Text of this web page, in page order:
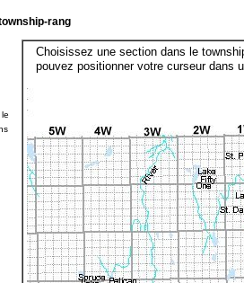
rang
Choisissez une section dans le
pouvez positionner votre curseur dans